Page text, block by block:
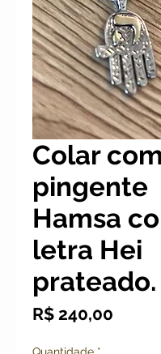
Colar com
pingente
Hamsa
letra Hei
prateado.
R$ 240,00